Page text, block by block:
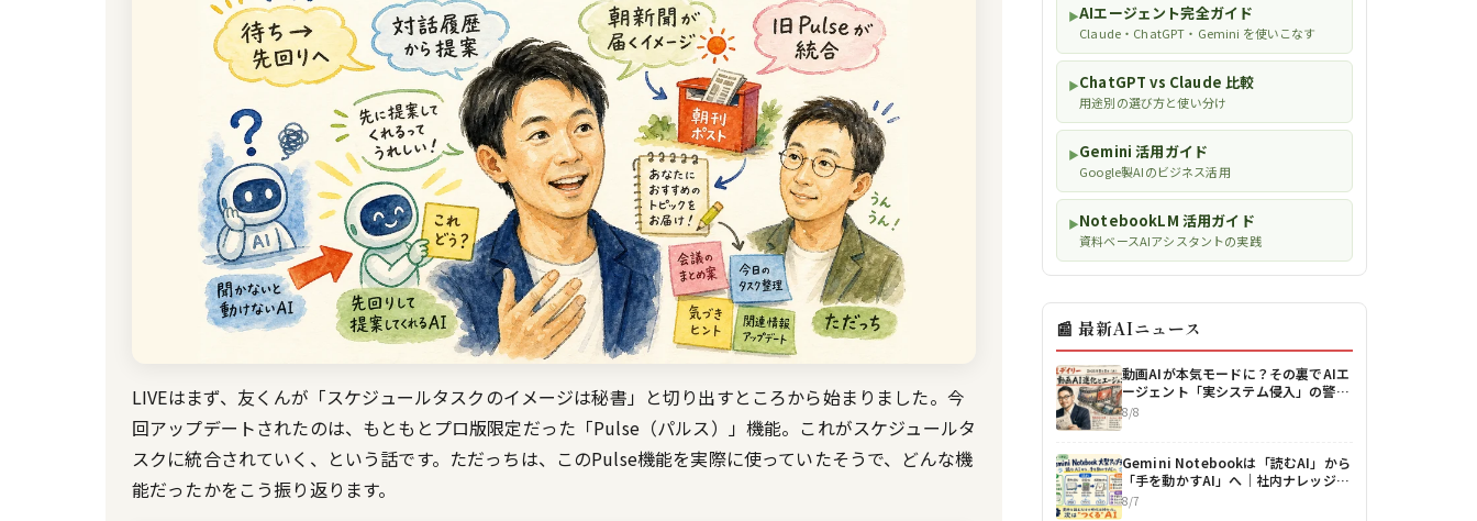
LIVEはまず、友くんが「スケジュールタスクのイメージは秘書」と切り出すところから始まりました。今
回アップデートされたのは、もともとプロ版限定だった「Pulse（パルス）」機能。これがスケジュールタ
スクに統合されていく、という話です。ただっちは、このPulse機能を実際に使っていたそうで、どんな機
能だったかをこう振り返ります。
▶AIエージェント完全ガイド
Claude・ChatGPT・Gemini を使いこなす
▶ChatGPT vs Claude 比較
用途別の選び方と使い分け
▶Gemini 活用ガイド
Google製AIのビジネス活用
▶NotebookLM 活用ガイド
資料ベースAIアシスタントの実践
📰 最新AIニュース
動画AIが本気モードに？その裏でAIエ
ージェント「実システム侵入」の警鐘
も【最新AIニュース解説】2026年8月
8日号
8/8
Gemini Notebookは「読むAI」から
「手を動かすAI」へ｜社内ナレッジを
成果物に変える新しいAI活用
8/7